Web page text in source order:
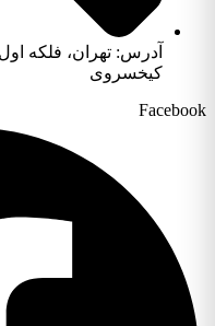
آدرس: تهران، فلکه اول
کیخسروی
Facebook